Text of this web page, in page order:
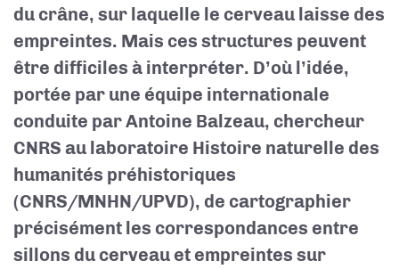
du crâne, sur laquelle le cerveau laisse des
empreintes. Mais ces structures peuvent
être difficiles à interpréter. D’où l’idée,
portée par une équipe internationale
conduite par Antoine Balzeau, chercheur
CNRS au laboratoire Histoire naturelle des
humanités préhistoriques
(CNRS/MNHN/UPVD), de cartographier
précisément les correspondances entre
sillons du cerveau et empreintes sur